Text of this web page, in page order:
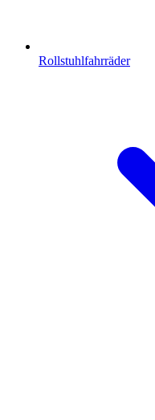
Rollstuhlfahrräder